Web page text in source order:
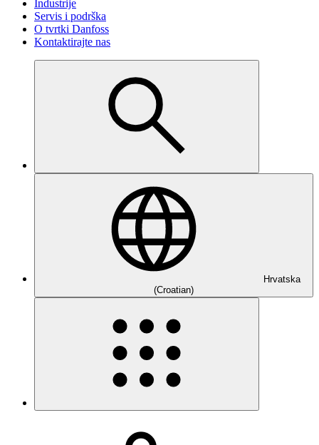
Industrije
Servis i podrška
O tvrtki Danfoss
Kontaktirajte nas
Hrvatska
(Croatian)